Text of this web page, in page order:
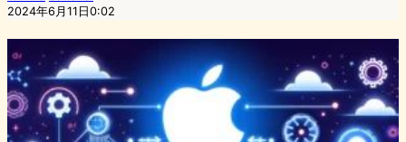
2024年6月11日0:02